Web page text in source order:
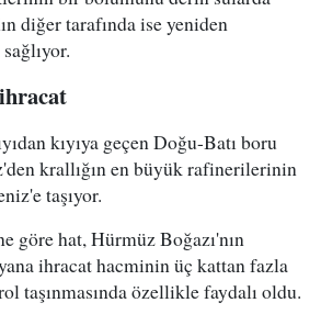
diğer tarafında ise yeniden
kıyıya geçen Doğu-Batı boru
krallığın en büyük rafinerilerinin
taşıyor.
göre hat, Hürmüz Boğazı'nın
ihracat hacminin üç kattan fazla
taşınmasında özellikle faydalı oldu.